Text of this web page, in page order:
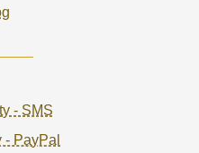
- SMS
- PayPal